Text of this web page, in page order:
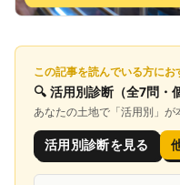
この記事を読んでいる方にお
🔍 活用別診断 （全7問・
あなたの土地で「活用別 」
活用別診断を見る